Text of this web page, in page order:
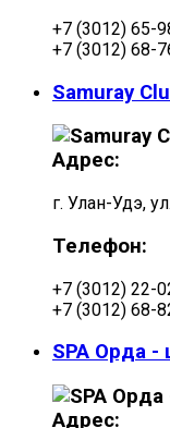
+7 (3012) 65-
+7 (3012) 68-
Samuray
Адрес:
г. Улан-Удэ,
Телефон:
+7 (3012) 22-
+7 (3012) 68-
SPA Орда -
Адрес: